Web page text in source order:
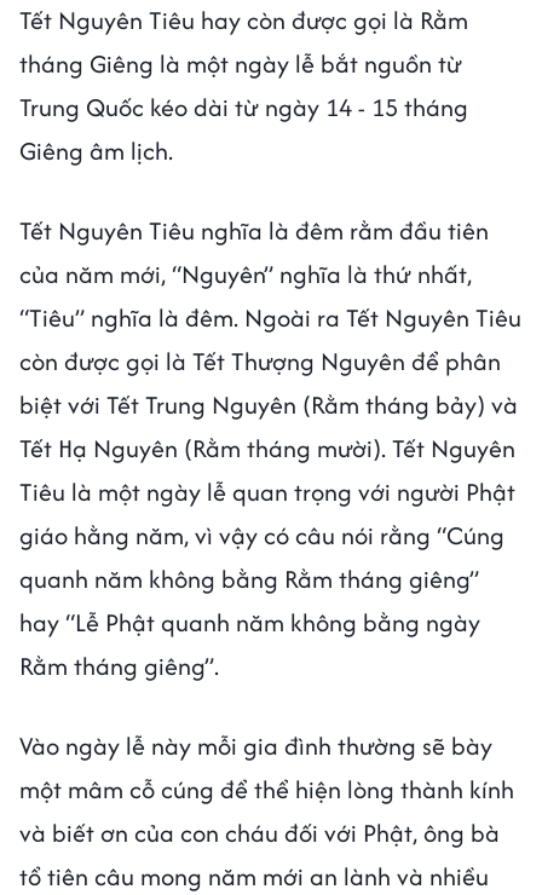
Tết Nguyên Tiêu hay còn được gọi là Rằm
tháng Giêng là một ngày lễ bắt nguồn từ
Trung Quốc kéo dài từ ngày 14 - 15 tháng
Giêng âm lịch.
Tết Nguyên Tiêu nghĩa là đêm rằm đầu tiên
của năm mới, “Nguyên” nghĩa là thứ nhất,
“Tiêu” nghĩa là đêm. Ngoài ra Tết Nguyên Tiêu
còn được gọi là Tết Thượng Nguyên để phân
biệt với Tết Trung Nguyên (Rằm tháng bảy) và
Tết Hạ Nguyên (Rằm tháng mười). Tết Nguyên
Tiêu là một ngày lễ quan trọng với người Phật
giáo hằng năm, vì vậy có câu nói rằng “Cúng
quanh năm không bằng Rằm tháng giêng”
hay “Lễ Phật quanh năm không bằng ngày
Rằm tháng giêng”.
Vào ngày lễ này mỗi gia đình thường sẽ bày
một mâm cỗ cúng để thể hiện lòng thành kính
và biết ơn của con cháu đối với Phật, ông bà
tổ tiên câu mong năm mới an lành và nhiều